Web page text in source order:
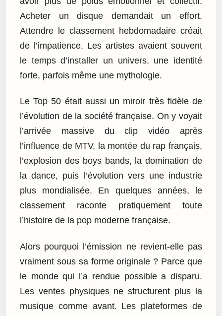
Acheter un disque demandait un effort.
Attendre le classement hebdomadaire créait
de l’impatience. Les artistes avaient souvent
le temps d’installer un univers, une identité
forte, parfois même une mythologie.
Le Top 50 était aussi un miroir très fidèle de
l’évolution de la société française. On y voyait
l’arrivée massive du clip vidéo après
l’influence de MTV, la montée du rap français,
l’explosion des boys bands, la domination de
la dance, puis l’évolution vers une industrie
plus mondialisée. En quelques années, le
classement raconte pratiquement toute
l’histoire de la pop moderne française.
Alors pourquoi l’émission ne revient-elle pas
vraiment sous sa forme originale ? Parce que
le monde qui l’a rendue possible a disparu.
Les ventes physiques ne structurent plus la
musique comme avant. Les plateformes de